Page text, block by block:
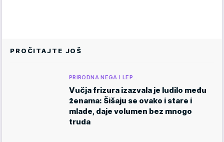
PROČITAJTE JOŠ
PRIRODNA NEGA I LEP…
Vučja frizura izazvala je ludilo među
ženama: Šišaju se ovako i stare i
mlade, daje volumen bez mnogo
truda